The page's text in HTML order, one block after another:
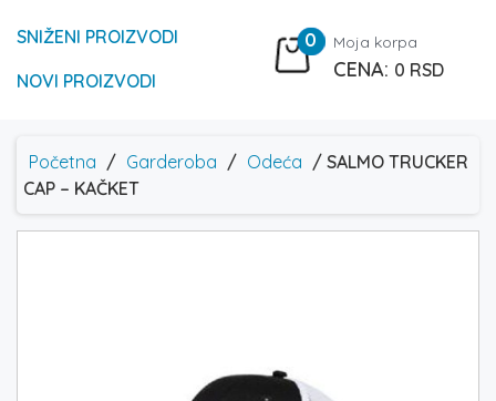
SNIŽENI PROIZVODI
NOVI PROIZVODI
0 Moja korpa
0 RSD
Početna / Garderoba / Odeća / SALMO TRUCKER
CAP – KAČKET